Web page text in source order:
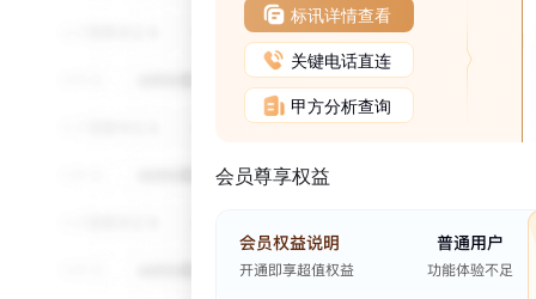
标讯详情查看
关键电话直连
甲方分析查询
会员尊享权益